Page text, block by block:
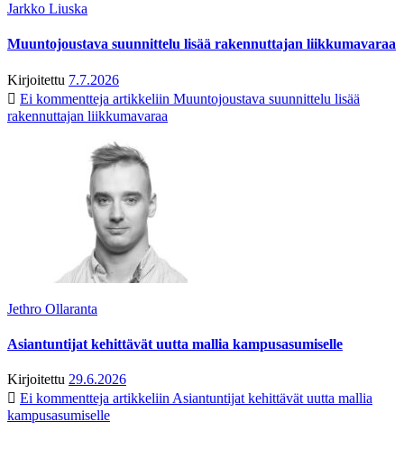
Jarkko Liuska
Muuntojoustava suunnittelu lisää rakennuttajan liikkumavaraa
Kirjoitettu 7.7.2026
Ei kommentteja artikkeliin Muuntojoustava suunnittelu lisää
rakennuttajan liikkumavaraa
Jethro Ollaranta
Asiantuntijat kehittävät uutta mallia kampusasumiselle
Kirjoitettu 29.6.2026
Ei kommentteja artikkeliin Asiantuntijat kehittävät uutta mallia
kampusasumiselle